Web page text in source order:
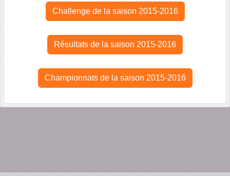
Challenge de la saison 2015-2016
Résultats de la saison 2015-2016
Championnats de la saison 2015-2016